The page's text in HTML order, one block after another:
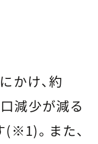
かけ、約
減少が減る
。また、